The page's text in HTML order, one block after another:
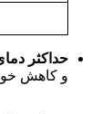
حداکثر
و کاهش